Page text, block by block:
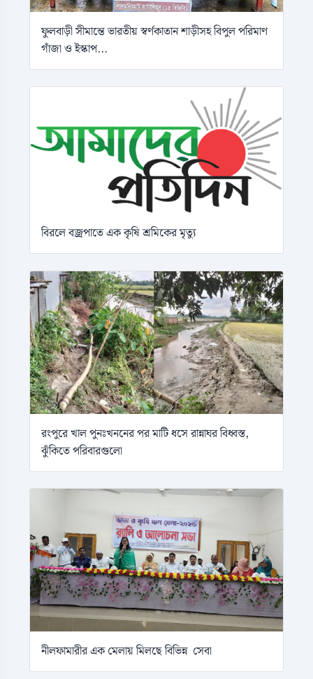
ফুলবাড়ী সীমান্তে ভারতীয় স্বর্ণকাতান শাড়ীসহ বিপুল পরিমাণ
গাঁজা ও ইস্কাপ...
বিরলে বজ্রপাতে এক কৃষি শ্রমিকের মৃত্যু
রংপুরে খাল পুনঃখননের পর মাটি ধসে রান্নাঘর বিধ্বস্ত,
ঝুঁকিতে পরিবারগুলো
নীলফামারীর এক মেলায় মিলছে বিভিন্ন সেবা